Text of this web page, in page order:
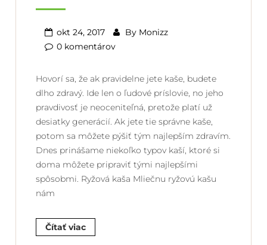
okt 24, 2017 By Monizz
0 komentárov
Hovorí sa, že ak pravidelne jete kaše, budete
dlho zdravý. Ide len o ľudové príslovie, no jeho
pravdivosť je neoceniteľná, pretože platí už
desiatky generácií. Ak jete tie správne kaše,
potom sa môžete pýšiť tým najlepším zdravím.
Dnes prinášame niekoľko typov kaší, ktoré si
doma môžete pripraviť tými najlepšími
spôsobmi. Ryžová kaša Mliečnu ryžovú kašu
nám
Čítať viac